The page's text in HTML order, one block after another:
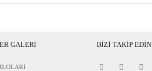
GALERİ BİZİ TAKİP EDİN